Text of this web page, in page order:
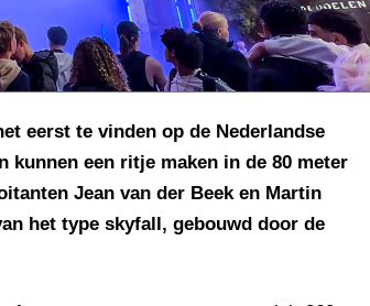
eerst te vinden op de Nederlandse
kunnen een ritje maken in de 80 meter
Jean van der Beek en Martin
het type skyfall, gebouwd door de